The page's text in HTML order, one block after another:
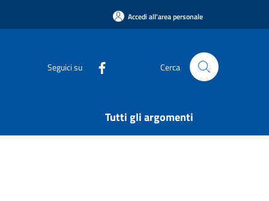
Accedi all'area personale
Seguici su Cerca
Tutti gli argomenti